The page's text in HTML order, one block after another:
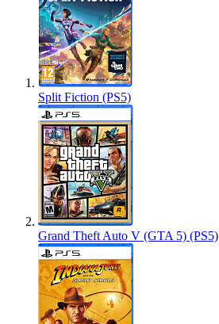
Split Fiction (PS5)
Grand Theft Auto V (GTA 5) (PS5)